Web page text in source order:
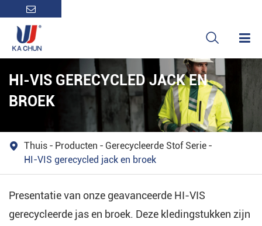

HI-VIS GERECYCLED JACK EN
BROEK
 Thuis Producten
Gerecycleerde Stof Serie
HI-VIS gerecycled jack en broek
Presentatie van onze geavanceerde HI-VIS
gerecycleerde jas en broek. Deze kledingstukken zijn